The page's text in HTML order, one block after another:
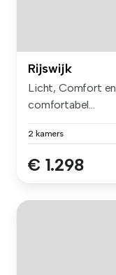
Rijswijk
Licht, Comfort
comfortabel...
2 kamers
€ 1.298